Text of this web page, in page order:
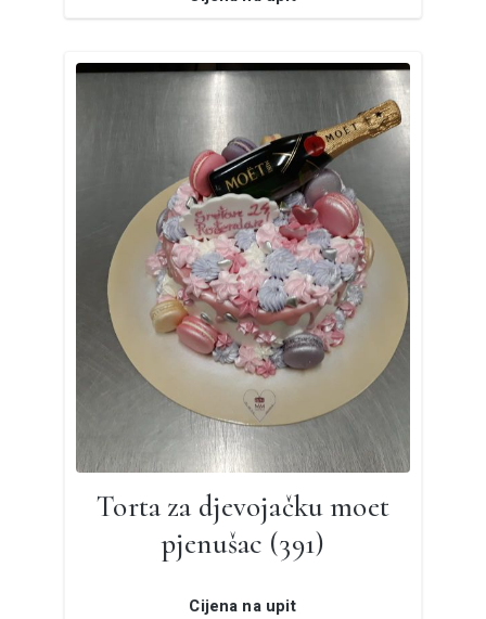
Torta za djevojačku moet
pjenušac (391)
Cijena na upit